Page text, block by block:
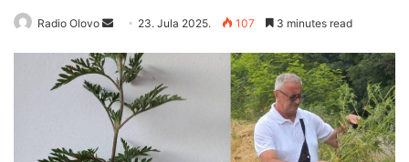
Radio Olovo
n
d
a
n
e
23. Jula 2025. 107 3 minutes read